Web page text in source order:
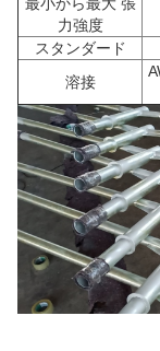
力強度
スタンダード
溶接